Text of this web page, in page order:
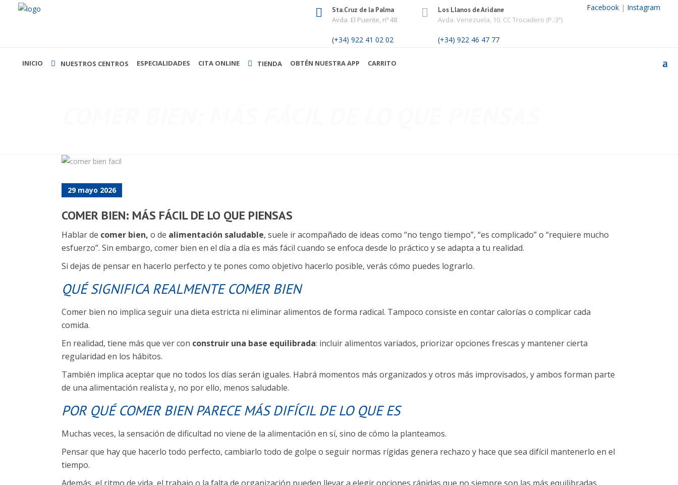
Sta.Cruz de la Palma
Avda. El Puente, nº 48
(+34) 922 41 02 02
Los Llanos de Aridane
Avda. Venezuela, 10. CC Trocadero (P.:3ª)
(+34) 922 46 47 77
Facebook | Instagram
INICIO NUESTROS CENTROS ESPECIALIDADES CITA ONLINE TIENDA OBTÉN NUESTRA APP CARRITO 0
29 mayo 2026
COMER BIEN: MÁS FÁCIL DE LO QUE PIENSAS
Hablar de comer bien, o de alimentación saludable, suele ir acompañado de ideas como “no tengo tiempo”, “es complicado” o “requiere mucho
esfuerzo”. Sin embargo, comer bien en el día a día es más fácil cuando se enfoca desde lo práctico y se adapta a tu realidad.
Si dejas de pensar en hacerlo perfecto y te pones como objetivo hacerlo posible, verás cómo puedes lograrlo.
QUÉ SIGNIFICA REALMENTE COMER BIEN
Comer bien no implica seguir una dieta estricta ni eliminar alimentos de forma radical. Tampoco consiste en contar calorías o complicar cada
comida.
En realidad, tiene más que ver con construir una base equilibrada: incluir alimentos variados, priorizar opciones frescas y mantener cierta
regularidad en los hábitos.
También implica aceptar que no todos los días serán iguales. Habrá momentos más organizados y otros más improvisados, y ambos forman parte
de una alimentación realista y, no por ello, menos saludable.
POR QUÉ COMER BIEN PARECE MÁS DIFÍCIL DE LO QUE ES
Muchas veces, la sensación de dificultad no viene de la alimentación en sí, sino de cómo la planteamos.
Pensar que hay que hacerlo todo perfecto, cambiarlo todo de golpe o seguir normas rígidas genera rechazo y hace que sea difícil mantenerlo en el
tiempo.